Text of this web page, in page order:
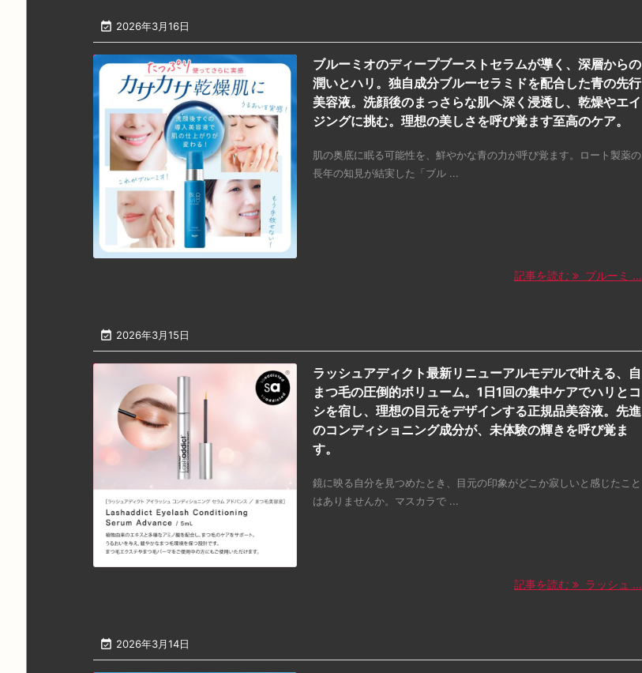
 2026年3月16日
ブルーミオのディープブーストセラムが導く、深層からの
潤いとハリ。独自成分ブルーセラミドを配合した青の先行
美容液。洗顔後のまっさらな肌へ深く浸透し、乾燥やエイ
ジングに挑む。理想の美しさを呼び覚ます至高のケア。
肌の奥底に眠る可能性を、鮮やかな青の力が呼び覚ます。ロート製薬の
長年の知見が結実した「ブル ...
記事を読む ブルーミ ...
 2026年3月15日
ラッシュアディクト最新リニューアルモデルで叶える、自
まつ毛の圧倒的ボリューム。1日1回の集中ケアでハリとコ
シを宿し、理想の目元をデザインする正規品美容液。先進
のコンディショニング成分が、未体験の輝きを呼び覚ま
す。
鏡に映る自分を見つめたとき、目元の印象がどこか寂しいと感じたこと
はありませんか。マスカラで ...
記事を読む ラッシュ ...
 2026年3月14日